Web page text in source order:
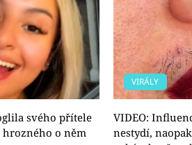
svého přítele
hrozného o něm
VIRÁLY
VIDEO:
nestydí,